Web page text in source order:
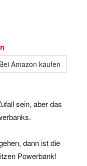
Bei Amazon kaufen
sein, aber das
dann ist die
Powerbank!